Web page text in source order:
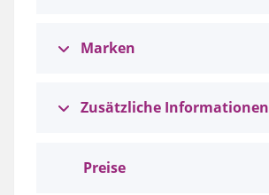
Marken
Zusätzliche Informationen
Preise